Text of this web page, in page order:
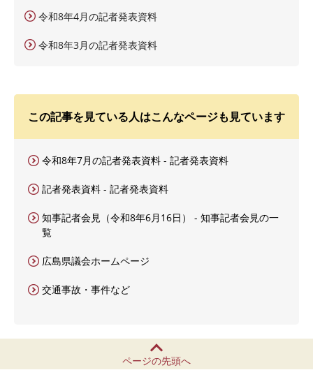
令和8年4月の記者発表資料
令和8年3月の記者発表資料
この記事を見ている人はこんなページも見ています
令和8年7月の記者発表資料 - 記者発表資料
記者発表資料 - 記者発表資料
知事記者会見（令和8年6月16日） - 知事記者会見の一
覧
広島県議会ホームページ
交通事故・事件など
ページの先頭へ